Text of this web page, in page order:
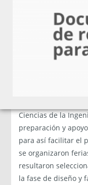
prepararlos para
Durante el primer
Ciencias de la
preparación y
para así facilitar el
se organizaron
resultaron
la fase de diseño y